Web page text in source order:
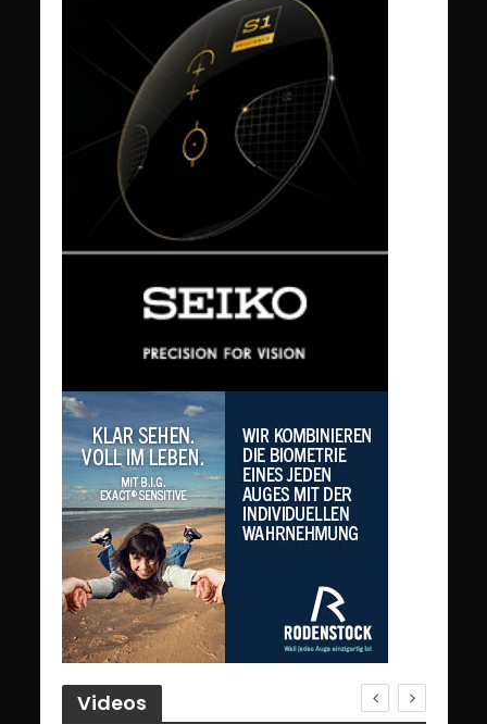
Videos